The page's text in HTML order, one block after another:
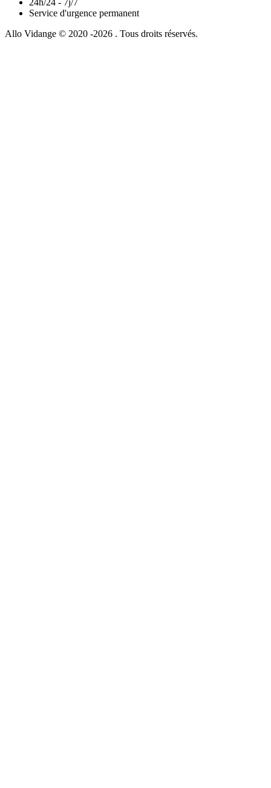
Service d'urgence permanent
Allo Vidange © 2020 -2026 . Tous droits réservés.